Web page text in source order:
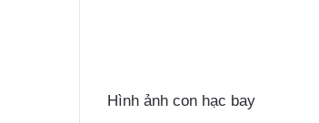
Hình ảnh con hạc bay